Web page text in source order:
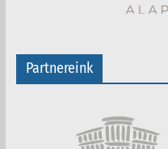
Partnereink